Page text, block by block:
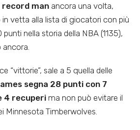
record man ancora una volta,
vetta alla lista di giocatori con più
nella storia della NBA (1135),
“vittorie”, sale a 5 quella delle
segna 28 punti con 7
4 recuperi ma non può evitare il
Minnesota Timberwolves.